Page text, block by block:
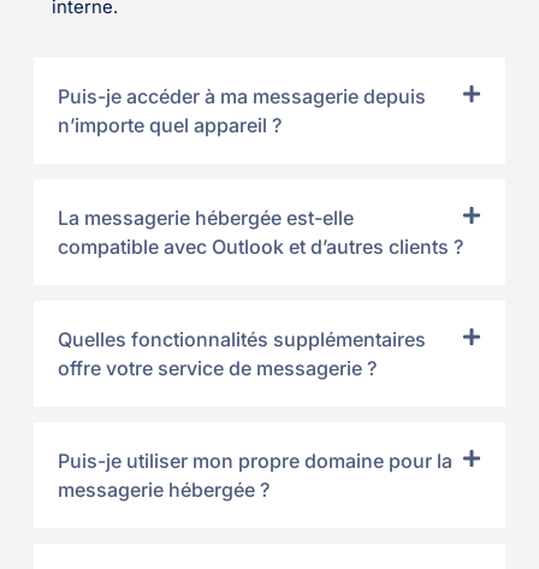
interne.
Puis-je accéder à ma messagerie depuis
n’importe quel appareil ?
La messagerie hébergée est-elle
compatible avec Outlook et d’autres clients ?
Quelles fonctionnalités supplémentaires
offre votre service de messagerie ?
Puis-je utiliser mon propre domaine pour la
messagerie hébergée ?